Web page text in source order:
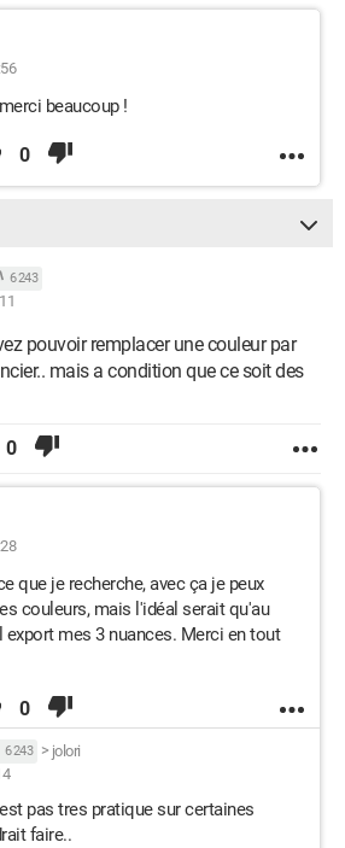
beaucoup !
0
6 243
pouvoir remplacer une couleur par
mais a condition que ce soit des
0
que je recherche, avec ça je peux
couleurs, mais l'idéal serait qu'au
export mes 3 nuances. Merci en tout
0
6 243 > jolori
pas tres pratique sur certaines
faire..